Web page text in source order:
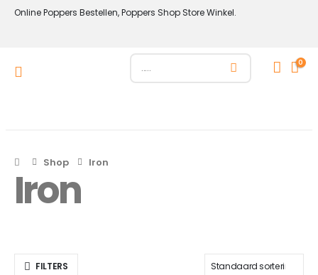
Online Poppers Bestellen, Poppers Shop Store Winkel.
0
Shop Iron
Iron
FILTERS